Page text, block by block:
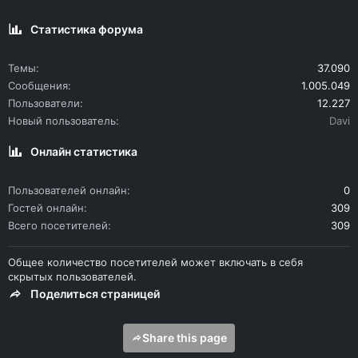
Статистика форума
Темы
37.090
Сообщения
1.005.049
Пользователи
12.227
Новый пользователь
Davi
Онлайн статистика
Пользователей онлайн
0
Гостей онлайн
309
Всего посетителей
309
Общее количество посетителей может включать в себя
скрытых пользователей.
Поделиться страницей
Share this page